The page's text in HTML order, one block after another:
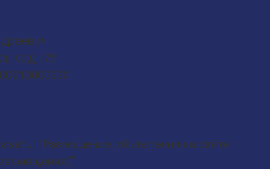
код 175
“Размещение объявления на сайте